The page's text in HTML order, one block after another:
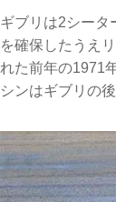
ギブリは2シータ
を確保したうえ
れた前年の1971
シンはギブリの